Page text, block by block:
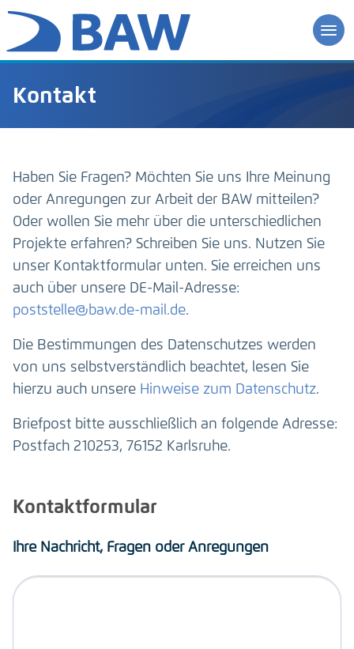
Kontakt
Haben Sie Fragen? Möchten Sie uns Ihre Meinung
oder Anregungen zur Arbeit der BAW mitteilen?
Oder wollen Sie mehr über die unterschiedlichen
Projekte erfahren? Schreiben Sie uns. Nutzen Sie
unser Kontaktformular unten. Sie erreichen uns
auch über unsere DE-Mail-Adresse:
poststelle@baw.de-mail.de.
Die Bestimmungen des Datenschutzes werden
von uns selbstverständlich beachtet, lesen Sie
hierzu auch unsere Hinweise zum Datenschutz.
Briefpost bitte ausschließlich an folgende Adresse:
Postfach 210253, 76152 Karlsruhe.
Kontaktformular
Ihre Nachricht, Fragen oder Anregungen